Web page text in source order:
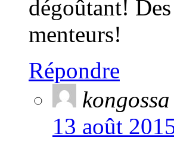
dégoûtant!
menteurs!
Répondre
kongossa
13 août